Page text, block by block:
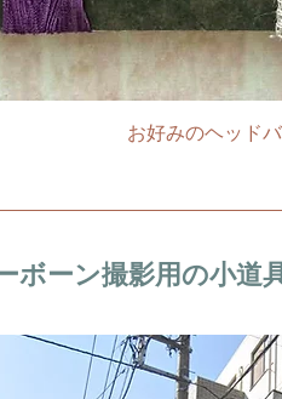
お好みのヘッド
ボーン撮影用の小道